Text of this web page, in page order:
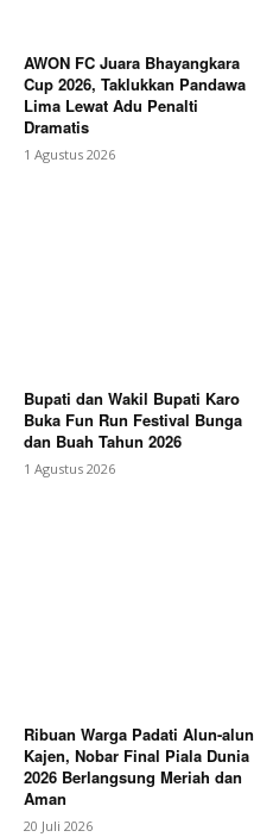
AWON FC Juara Bhayangkara
Cup 2026, Taklukkan Pandawa
Lima Lewat Adu Penalti
Dramatis
1 Agustus 2026
Bupati dan Wakil Bupati Karo
Buka Fun Run Festival Bunga
dan Buah Tahun 2026
1 Agustus 2026
Ribuan Warga Padati Alun-alun
Kajen, Nobar Final Piala Dunia
2026 Berlangsung Meriah dan
Aman
20 Juli 2026